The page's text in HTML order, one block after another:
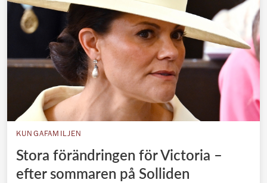
KUNGAFAMILJEN
Stora förändringen för Victoria –
efter sommaren på Solliden